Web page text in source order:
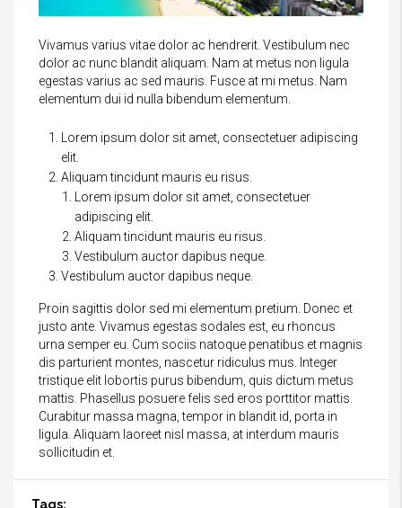
Vivamus varius vitae dolor ac hendrerit. Vestibulum nec
dolor ac nunc blandit aliquam. Nam at metus non ligula
egestas varius ac sed mauris. Fusce at mi metus. Nam
elementum dui id nulla bibendum elementum.
Lorem ipsum dolor sit amet, consectetuer adipiscing
elit.
Aliquam tincidunt mauris eu risus.
Lorem ipsum dolor sit amet, consectetuer
adipiscing elit.
Aliquam tincidunt mauris eu risus.
Vestibulum auctor dapibus neque.
Vestibulum auctor dapibus neque.
Proin sagittis dolor sed mi elementum pretium. Donec et
justo ante. Vivamus egestas sodales est, eu rhoncus
urna semper eu. Cum sociis natoque penatibus et magnis
dis parturient montes, nascetur ridiculus mus. Integer
tristique elit lobortis purus bibendum, quis dictum metus
mattis. Phasellus posuere felis sed eros porttitor mattis.
Curabitur massa magna, tempor in blandit id, porta in
ligula. Aliquam laoreet nisl massa, at interdum mauris
sollicitudin et.
Tags: